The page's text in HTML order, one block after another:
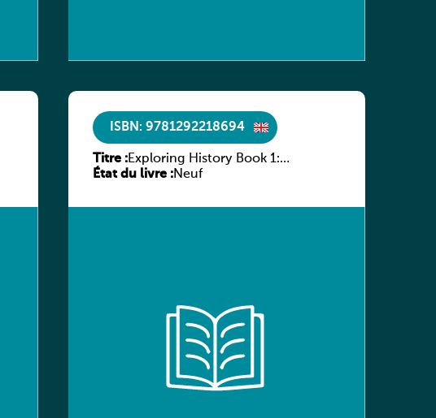
ISBN: 9781292218694
Titre :Exploring History Book 1:
Monarchs, Monks and Migrants.
État du livre :Neuf